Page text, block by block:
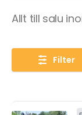
Allt till salu
Filter